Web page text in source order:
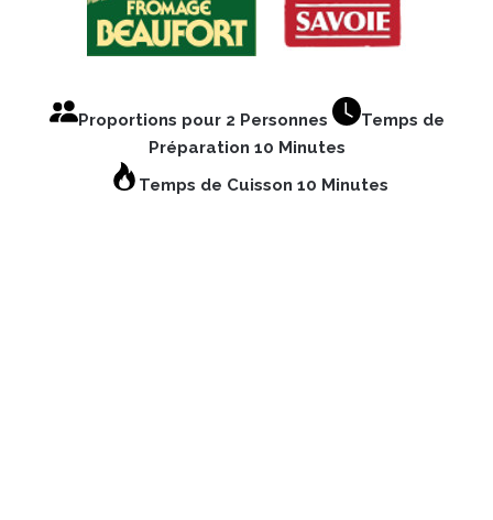
Proportions pour 2 Personnes
Temps de
Préparation 10 Minutes
Temps de Cuisson 10 Minutes